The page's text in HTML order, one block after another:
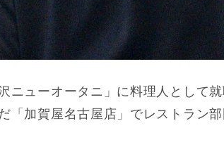
ニューオータニ」に料理人として
「加賀屋名古屋店」でレストラン